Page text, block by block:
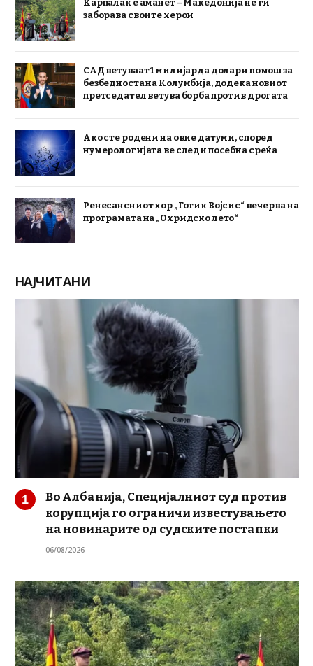
Карпалак е аманет – Македонија не ги
заборава своите херои
САД ветуваат 1 милијарда долари помош за
безбедноста на Колумбија, додека новиот
претседател ветува борба против дрогата
Ако сте родени на овие датуми, според
нумерологијата ве следи посебна среќа
Ренесансниот хор „Готик Војсис“ вечерва на
програмата на „Охридско лето“
НАЈЧИТАНИ
Во Албанија, Специјалниот суд против
корупција го ограничи известувањето
на новинарите од судските постапки
06/08/2026